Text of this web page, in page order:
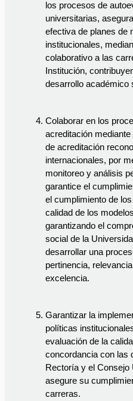
los procesos de
universitarias,
efectiva de planes de
institucionales,
colaborativo a las
Institución,
desarrollo académico
Colaborar en los
acreditación
de acreditación
internacionales, por
monitoreo y análisis
garantice el
el cumplimiento de
calidad de los
garantizando el
social de la
desarrollar una
pertinencia,
excelencia.
Garantizar la
políticas
evaluación de la
concordancia con las
Rectoría y el
asegure su
carreras.